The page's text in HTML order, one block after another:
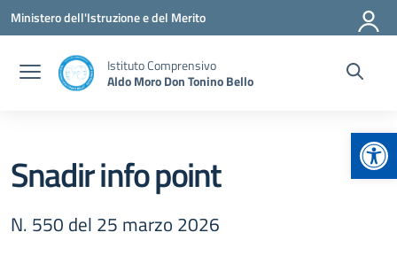
Vai ai contenuti
Vai al menu di navigazione
Vai al footer
Ministero dell'Istruzione e del Merito
Istituto Comprensivo
Aldo Moro Don Tonino Bello
Snadir info point
N. 550 del 25 marzo 2026